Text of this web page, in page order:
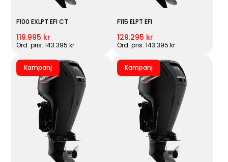
F100 EXLPT EFI CT
119.995 kr
Ord. pris: 143.395 kr
F115 ELPT EFI
129.295 kr
Ord. pris: 143.395 kr
Kampanj Kampanj